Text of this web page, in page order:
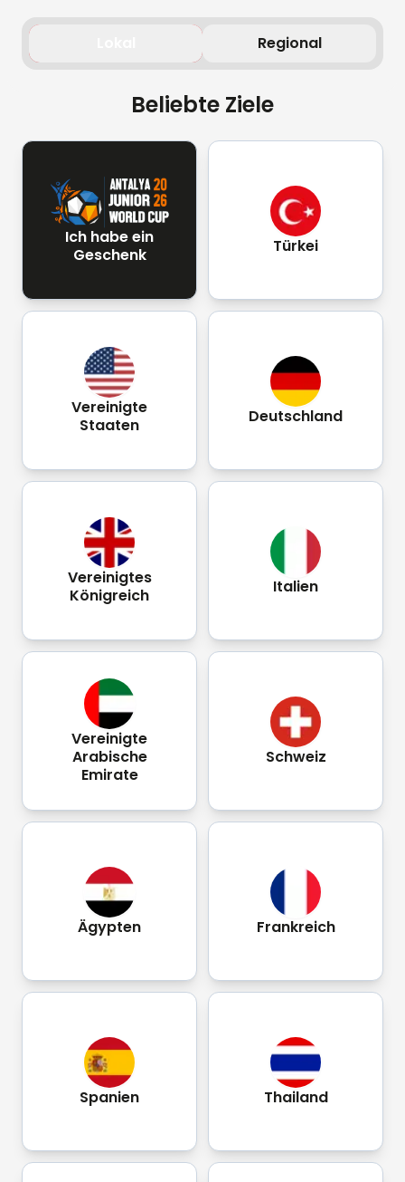
Regional
Beliebte Ziele
Ich habe ein
Geschenk
Türkei
Vereinigte
Staaten
Deutschland
Vereinigtes
Königreich
Italien
Vereinigte
Arabische
Emirate
Schweiz
Ägypten Frankreich
Spanien Thailand